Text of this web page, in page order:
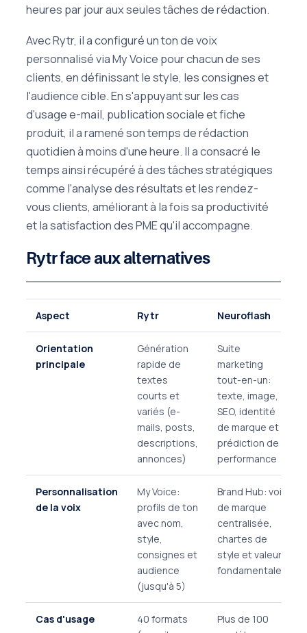
heures par jour aux seules tâches de rédaction.
Avec Rytr, il a configuré un ton de voix
personnalisé via My Voice pour chacun de ses
clients, en définissant le style, les consignes et
l'audience cible. En s'appuyant sur les cas
d'usage e-mail, publication sociale et fiche
produit, il a ramené son temps de rédaction
quotidien à moins d'une heure. Il a consacré le
temps ainsi récupéré à des tâches stratégiques
comme l'analyse des résultats et les rendez-
vous clients, améliorant à la fois sa productivité
et la satisfaction des PME qu'il accompagne.
Rytr face aux alternatives
Aspect Rytr Neuroflash
Orientation
principale
Génération
rapide de
textes
courts et
variés (e-
mails, posts,
descriptions,
annonces)
Suite
marketing
tout-en-un:
texte, image,
SEO, identité
de marque et
prédiction de
performance
Personnalisation
de la voix
My Voice:
profils de ton
avec nom,
style,
consignes et
audience
(jusqu'à 5)
Brand Hub: voix
de marque
centralisée,
chartes de
style et valeurs
fondamentales
Cas d'usage
40 formats
Plus de 100